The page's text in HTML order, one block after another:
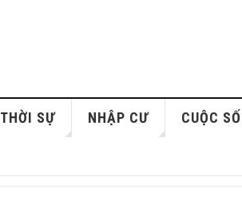
THỜI SỰ NHẬP CƯ CUỘC